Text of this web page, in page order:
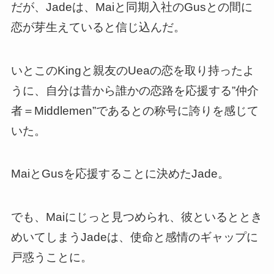
だが、Jadeは、Maiと同期入社のGusとの間に
恋が芽生えていると信じ込んだ。
いとこのKingと親友のUeaの恋を取り持ったよ
うに、自分は昔から誰かの恋路を応援する”仲介
者＝Middlemen”であるとの称号に誇りを感じて
いた。
MaiとGusを応援することに決めたJade。
でも、Maiにじっと見つめられ、彼といるととき
めいてしまうJadeは、使命と感情のギャップに
戸惑うことに。